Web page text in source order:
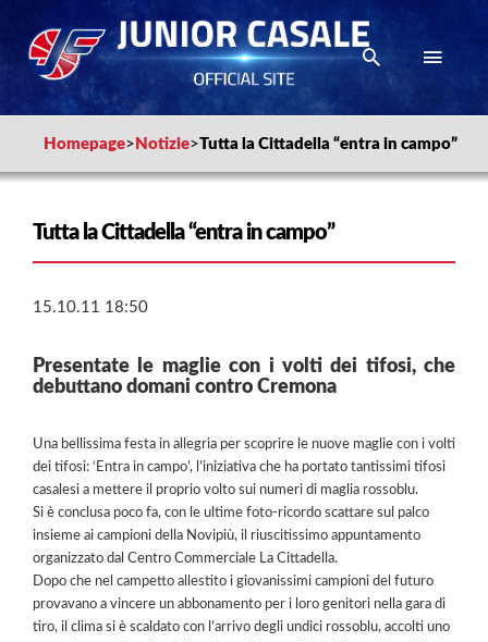
Homepage> Notizie>Tutta la Cittadella “entra in campo”
Tutta la Cittadella “entra in campo”
15.10.11 18:50
Presentate le maglie con i volti dei tifosi, che
debuttano domani contro Cremona
Una bellissima festa in allegria per scoprire le nuove maglie con i volti
dei tifosi: ‘Entra in campo’, l’iniziativa che ha portato tantissimi tifosi
casalesi a mettere il proprio volto sui numeri di maglia rossoblu.
Si è conclusa poco fa, con le ultime foto-ricordo scattare sul palco
insieme ai campioni della Novipiù, il riuscitissimo appuntamento
organizzato dal Centro Commerciale La Cittadella.
Dopo che nel campetto allestito i giovanissimi campioni del futuro
provavano a vincere un abbonamento per i loro genitori nella gara di
tiro, il clima si è scaldato con l’arrivo degli undici rossoblu, accolti uno